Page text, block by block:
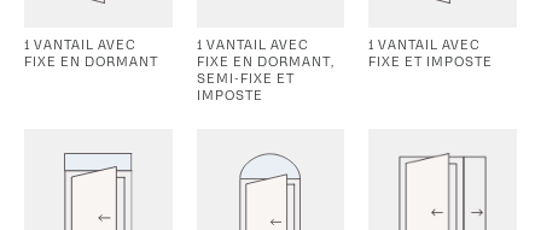
1 VANTAIL AVEC
FIXE EN DORMANT
1 VANTAIL AVEC
FIXE EN DORMANT,
SEMI-FIXE ET
IMPOSTE
1 VANTAIL AVEC
FIXE ET IMPOSTE